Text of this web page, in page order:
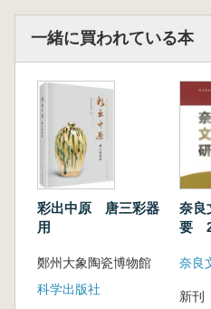
一緒に買われている本
彩出中原 唐三彩器
用
鄭州大象陶瓷博物館
科学出版社
奈良
要
奈良
新刊